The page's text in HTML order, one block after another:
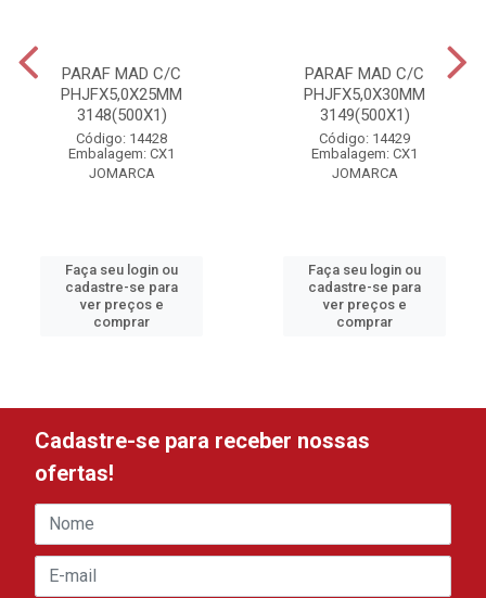
PARAF MAD C/C
PHJFX5,0X25MM
3148(500X1)
Código: 14428
Embalagem: CX1
JOMARCA
Faça seu login ou
cadastre-se para
ver preços e
comprar
PARAF MAD C/C
PHJFX5,0X30MM
3149(500X1)
Código: 14429
Embalagem: CX1
JOMARCA
Faça seu login ou
cadastre-se para
ver preços e
comprar
Cadastre-se para receber nossas
ofertas!